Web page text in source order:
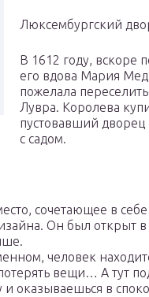
Люксембургский
В 1612 году, вскоре
его вдова Мария
пожелала
Лувра. Королева
пустовавший дворец
с садом.
сочетающее в
Он был открыт
человек
вещи… А тут
оказываешься в